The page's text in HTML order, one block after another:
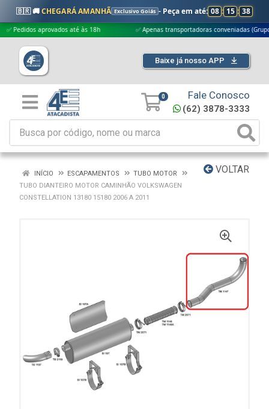
🇧🇷 🚚CHEGARÁ AMANHÃ Exclusivo Goiás - Peça em até: 08 : 15 : 37
aprovados até às 18h ✅ Apenas transportadoras conveniadas (Grupo G5)
Baixe já nosso APP
0 Fale Conosco
(62) 3878-3333
VOLTAR
INÍCIO ESCAPAMENTOS
TUBO MOTOR
TUBO DIANTEIRO MOTOR CAMINHÃO VOLKSWAGEN
CONSTELLATION 13180 15180 2006 A 2011